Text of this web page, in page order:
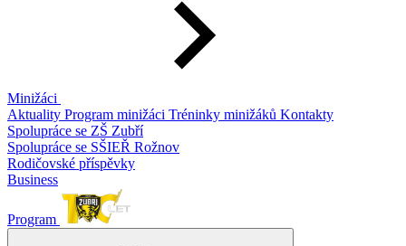
Minižáci
Aktuality Program minižáci Tréninky minižáků Kontakty
Spolupráce se ZŠ Zubří
Spolupráce se SŠIEŘ Rožnov
Rodičovské příspěvky
Business
Program